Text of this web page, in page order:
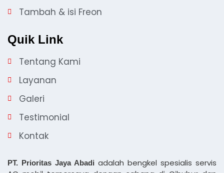
Tambah & isi Freon
Quik Link
Tentang Kami
Layanan
Galeri
Testimonial
Kontak
PT. Prioritas Jaya Abadi adalah bengkel spesialis servis